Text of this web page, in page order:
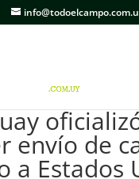
envío de
a Estados